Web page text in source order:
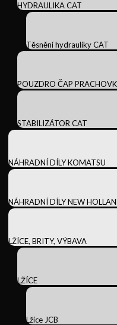
HYDRAULIKA CAT
Těsnění hydrauliky CAT
POUZDRO ČAP
STABILIZÁTOR CAT
NÁHRADNÍ DÍLY KOMATSU
NÁHRADNÍ DÍLY NEW
LŽÍCE, BRITY, VÝBAVA
LŽÍCE
Lžíce JCB